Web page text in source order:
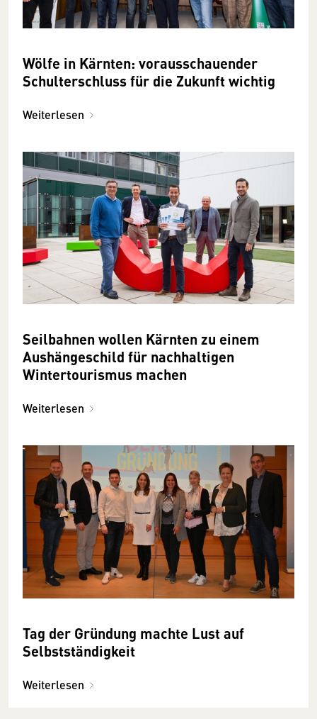
Wölfe in Kärnten: vorausschauender
Schulterschluss für die Zukunft wichtig
Weiterlesen
Seilbahnen wollen Kärnten zu einem
Aushängeschild für nachhaltigen
Wintertourismus machen
Weiterlesen
Tag der Gründung machte Lust auf
Selbstständigkeit
Weiterlesen